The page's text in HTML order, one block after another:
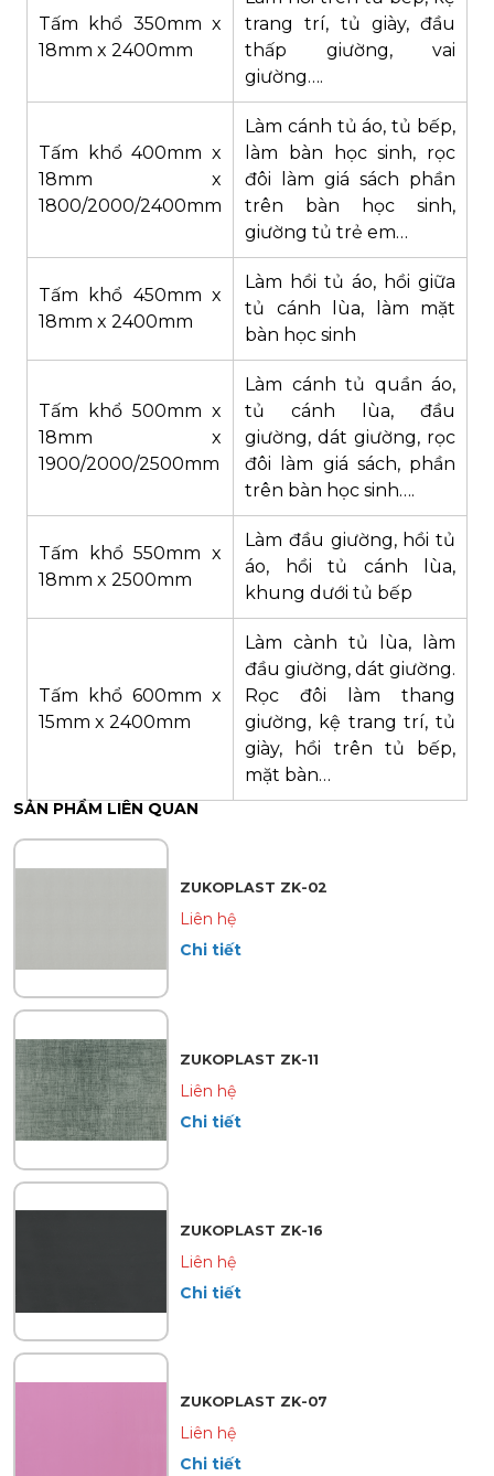
Tấm khổ 350mm x
18mm x 2400mm
trang trí, tủ giày, đầu
thấp giường, vai
giường….
Tấm khổ 400mm x
18mm x
1800/2000/2400mm
Làm cánh tủ áo, tủ bếp,
làm bàn học sinh, rọc
đôi làm giá sách phần
trên bàn học sinh,
giường tủ trẻ em…
Tấm khổ 450mm x
18mm x 2400mm
Làm hồi tủ áo, hồi giữa
tủ cánh lùa, làm mặt
bàn học sinh
Tấm khổ 500mm x
18mm x
1900/2000/2500mm
Làm cánh tủ quần áo,
tủ cánh lùa, đầu
giường, dát giường, rọc
đôi làm giá sách, phần
trên bàn học sinh….
Tấm khổ 550mm x
18mm x 2500mm
Làm đầu giường, hồi tủ
áo, hồi tủ cánh lùa,
khung dưới tủ bếp
Tấm khổ 600mm x
15mm x 2400mm
Làm cành tủ lùa, làm
đầu giường, dát giường.
Rọc đôi làm thang
giường, kệ trang trí, tủ
giày, hồi trên tủ bếp,
mặt bàn…
SẢN PHẨM LIÊN QUAN
ZUKOPLAST ZK-02
Liên hệ
Chi tiết
ZUKOPLAST ZK-11
Liên hệ
Chi tiết
ZUKOPLAST ZK-16
Liên hệ
Chi tiết
ZUKOPLAST ZK-07
Liên hệ
Chi tiết